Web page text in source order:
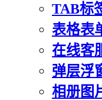
TAB标
表格表
在线客
弹层浮
相册图